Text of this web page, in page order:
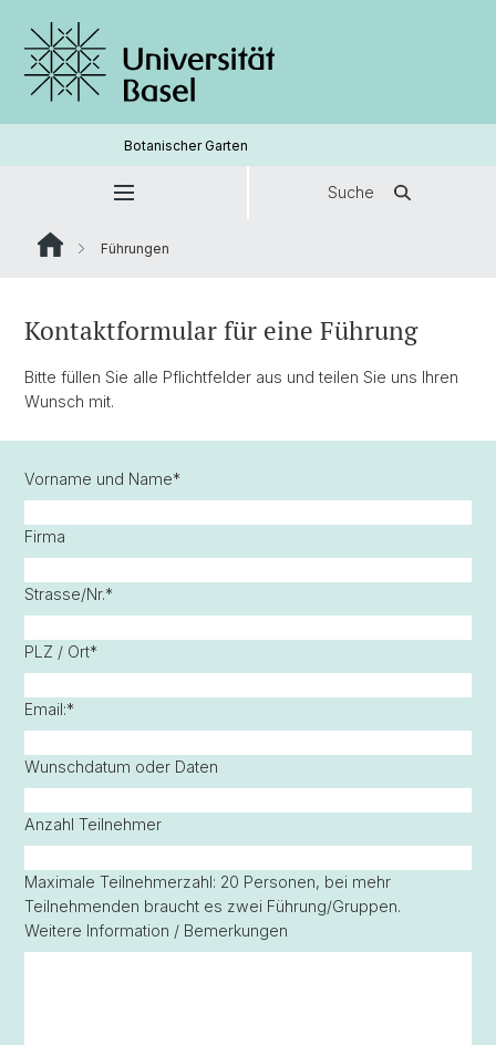
Botanischer Garten
Suche
Führungen
Kontaktformular für eine Führung
Bitte füllen Sie alle Pflichtfelder aus und teilen Sie uns Ihren
Wunsch mit.
Vorname und Name*
Firma
Strasse/Nr.*
PLZ / Ort*
Email:*
Wunschdatum oder Daten
Anzahl Teilnehmer
Maximale Teilnehmerzahl: 20 Personen, bei mehr
Teilnehmenden braucht es zwei Führung/Gruppen.
Weitere Information / Bemerkungen